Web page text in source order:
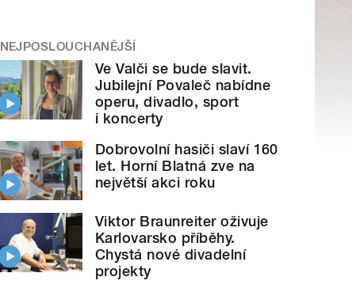
NEJPOSLOUCHANĚJŠÍ
Ve Valči se bude slavit.
Jubilejní Povaleč nabídne
operu, divadlo, sport
i koncerty
Dobrovolní hasiči slaví 160
let. Horní Blatná zve na
největší akci roku
Viktor Braunreiter oživuje
Karlovarsko příběhy.
Chystá nové divadelní
projekty